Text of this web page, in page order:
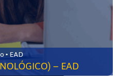
Itapecerica-MG • Tecnológico • EAD
– EAD